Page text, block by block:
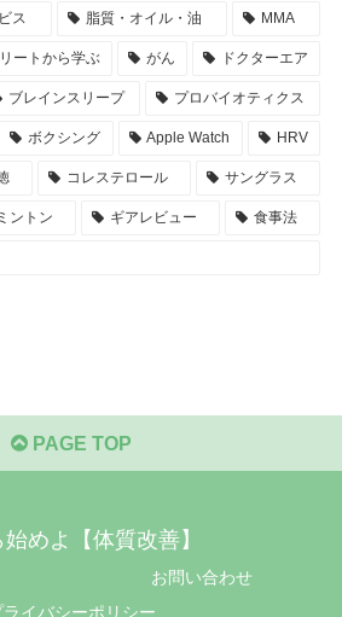
ス 脂質・オイル・油 MMA
ートから学ぶ がん ドクターエア
ブレインスリープ プロバイオティクス
ボクシング Apple Watch HRV
コレステロール サングラス
ントン ギアレビュー 食事法
PAGE TOP
めよ【体質改善】
お問い合わせ
ライバシーポリシー